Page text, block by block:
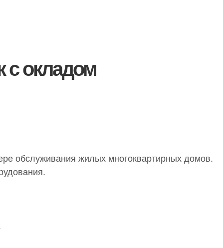
с окладом
обслуживания жилых многоквартирных домов.